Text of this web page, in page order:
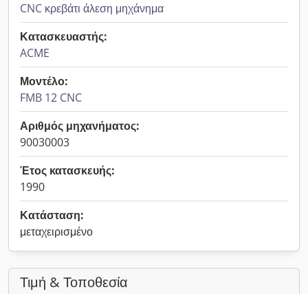
CNC κρεβάτι άλεση μηχάνημα
Κατασκευαστής:
ACME
Μοντέλο:
FMB 12 CNC
Αριθμός μηχανήματος:
90030003
Έτος κατασκευής:
1990
Κατάσταση:
μεταχειρισμένο
Τιμή & Τοποθεσία